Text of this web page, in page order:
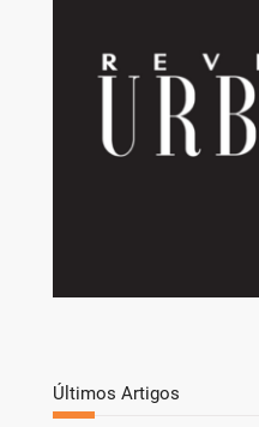
Últimos Artigos